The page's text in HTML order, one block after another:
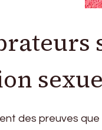
des preuves